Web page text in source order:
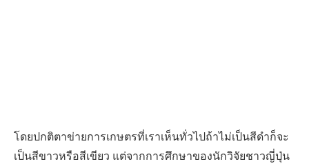
โดยปกติตาข่ายการเกษตรที่เราเห็นทั่วไปถ้าไม่เป็นสีดำก็จะ
เป็นสีขาวหรือสีเขียว แต่จากการศึกษาของนักวิจัยชาวญี่ปุ่น